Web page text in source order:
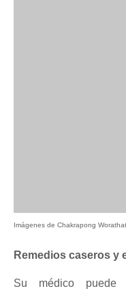
Imágenes de Chakrapong
Remedios caseros y
Su médico puede